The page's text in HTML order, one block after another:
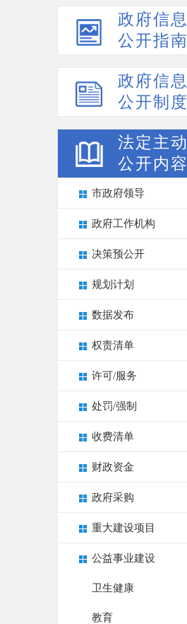
政府信息
公开指南
政府信息
公开制度
法定主动
公开内容
市政府领导
政府工作机构
决策预公开
规划计划
数据发布
权责清单
许可/服务
处罚/强制
收费清单
财政资金
政府采购
重大建设项目
公益事业建设
卫生健康
教育